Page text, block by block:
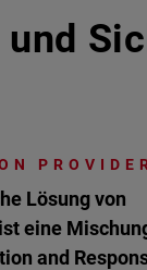
und
Lösung von
eine
and